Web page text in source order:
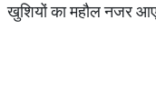
खुशियों का महौल नजर